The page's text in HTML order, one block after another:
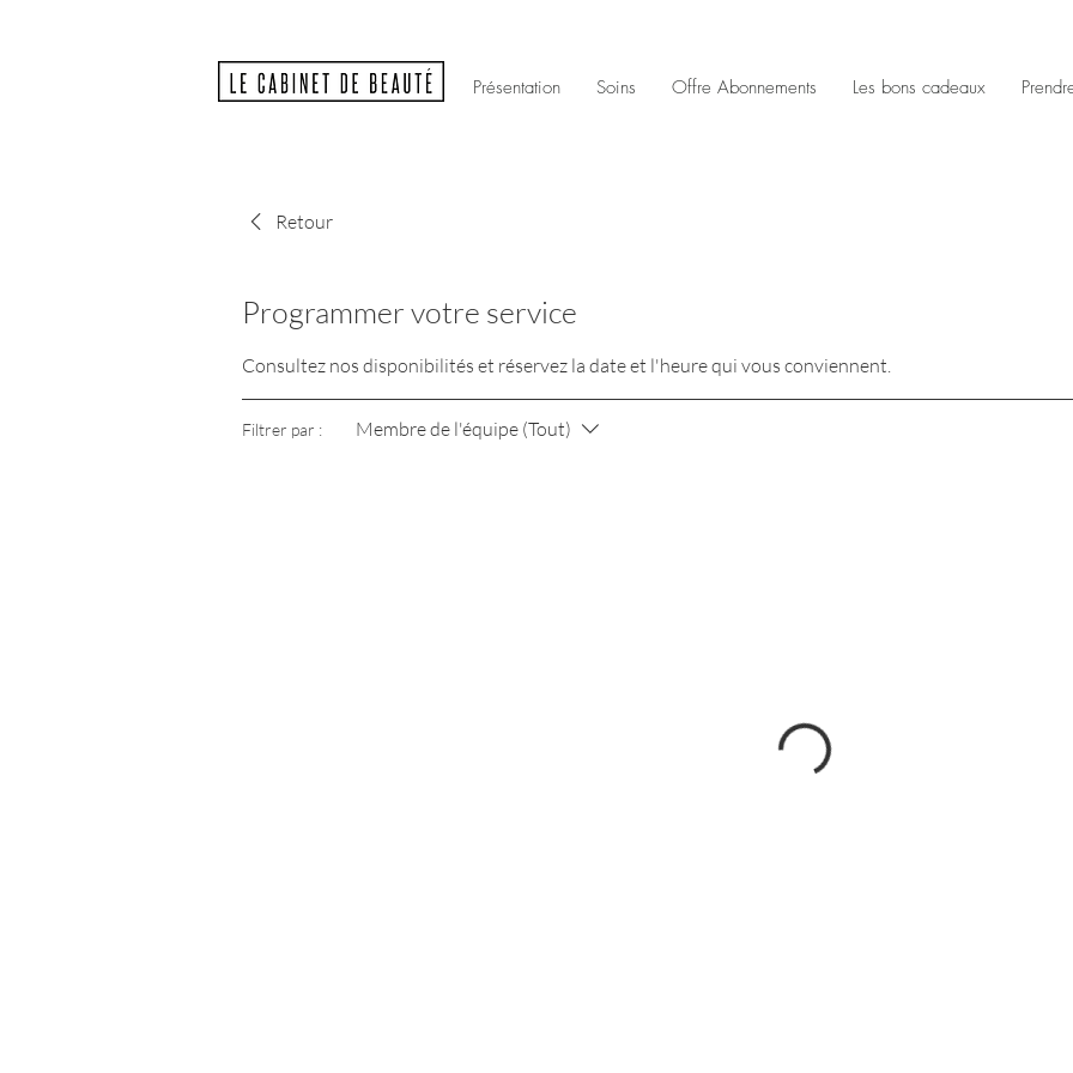
Présentation Soins Offre Abonnements Les bons cadeaux
Retour
Programmer votre service
Consultez nos disponibilités et réservez la date et l'heure qui vous conviennent.
Filtrer par : Membre de l'équipe (Tout)